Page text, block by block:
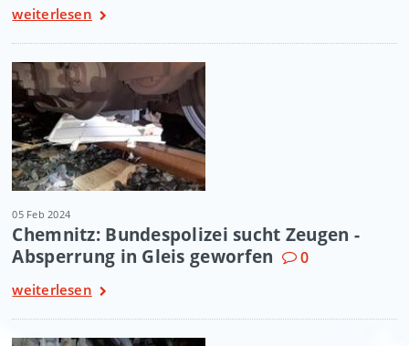
weiterlesen
05 Feb 2024
Chemnitz: Bundespolizei sucht Zeugen -
Absperrung in Gleis geworfen
0
weiterlesen